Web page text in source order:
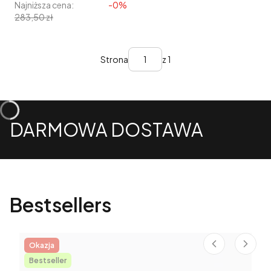
Najniższa cena:
283,50 zł
-0%
Strona z 1
DARMOWA DOSTAWA
Bestsellers
Okazja
Bestseller